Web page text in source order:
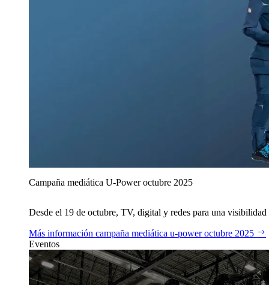
Campaña mediática U‑Power octubre 2025
Desde el 19 de octubre, TV, digital y redes para una
Más información campaña mediática u‑power octubre 2025
Eventos